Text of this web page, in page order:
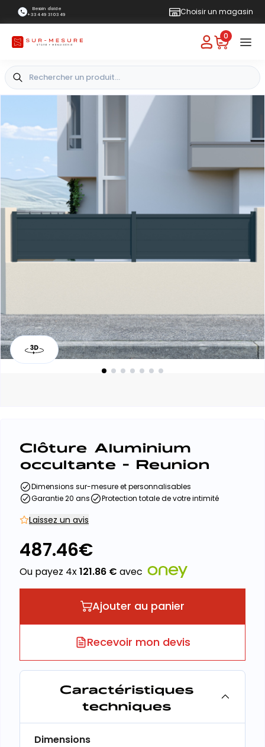
Besoin d'aide
+33 4 49 31 03 49
Choisir un magasin
0
Clôture Aluminium
occultante - Reunion
Dimensions sur-mesure et personnalisables
Garantie 20 ans
Protection totale de votre intimité
Laissez un avis
487.46€
Ou payez 4x121.86 € avec
Ajouter au panier
Recevoir mon devis
Caractéristiques
techniques
Dimensions